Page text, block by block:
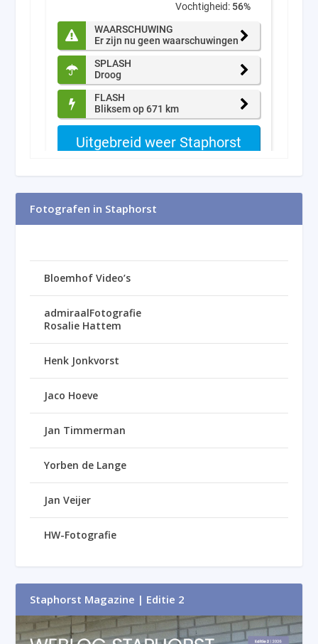
Fotografen in Staphorst
Bloemhof Video’s
admiraalFotografie
Rosalie Hattem
Henk Jonkvorst
Jaco Hoeve
Jan Timmerman
Yorben de Lange
Jan Veijer
HW-Fotografie
Staphorst Magazine | Editie 2